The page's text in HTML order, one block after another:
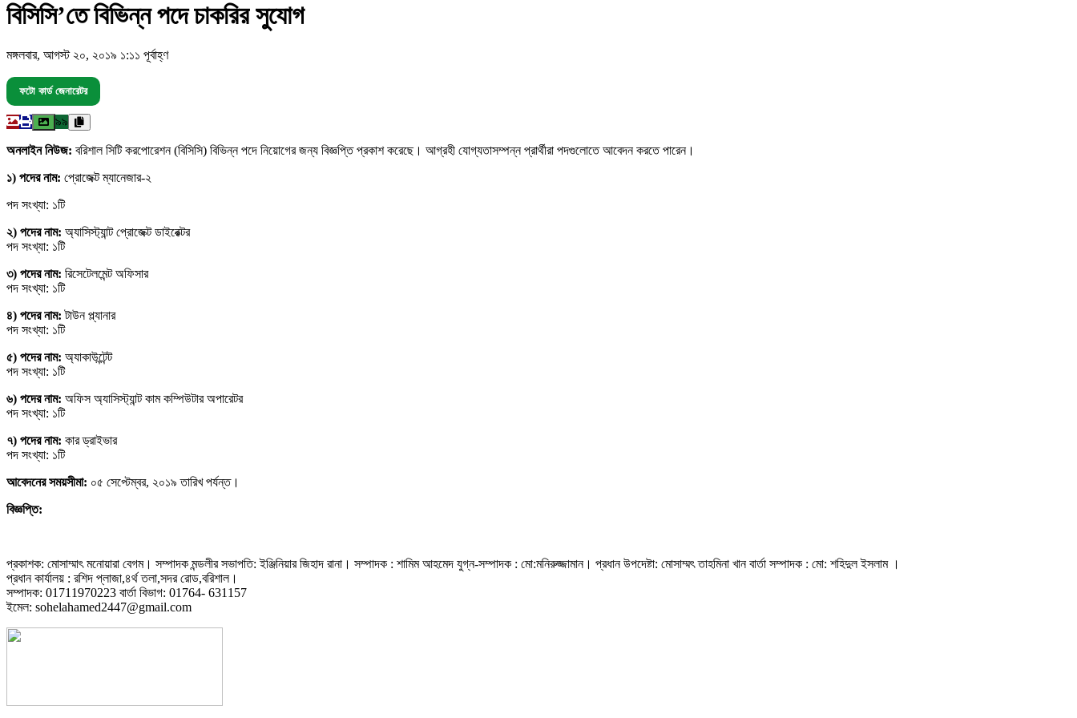
বিসিসি’তে বিভিন্ন পদে চাকরির সুযোগ
মঙ্গলবার, আগস্ট ২০, ২০১৯ ১:১১ পূর্বাহ্ণ
ফটো কার্ড জেনারেটর
৯৯
অনলাইন নিউজ: বরিশাল সিটি করপোরেশন (বিসিসি) বিভিন্ন পদে নিয়োগের জন্য বিজ্ঞপ্তি প্রকাশ করেছে। আগ্রহী যোগ্যতাসম্পন্ন প্রার্থীরা পদগুলোতে আবেদন করতে পারেন।
১) পদের নাম: প্রোজেক্ট ম্যানেজার-২
পদ সংখ্যা: ১টি
২) পদের নাম: অ্যাসিস্ট্যান্ট প্রোজেক্ট ডাইরেক্টর
পদ সংখ্যা: ১টি
৩) পদের নাম: রিসেটেলমেন্ট অফিসার
পদ সংখ্যা: ১টি
৪) পদের নাম: টাউন প্ল্যানার
পদ সংখ্যা: ১টি
৫) পদের নাম: অ্যাকাউন্টেন্ট
পদ সংখ্যা: ১টি
৬) পদের নাম: অফিস অ্যাসিস্ট্যান্ট কাম কম্পিউটার অপারেটর
পদ সংখ্যা: ১টি
৭) পদের নাম: কার ড্রাইভার
পদ সংখ্যা: ১টি
আবেদনের সময়সীমা: ০৫ সেপ্টেম্বর, ২০১৯ তারিখ পর্যন্ত।
বিজ্ঞপ্তি:
প্রকাশক: মোসাম্মাৎ মনোয়ারা বেগম। সম্পাদক মন্ডলীর সভাপতি: ইঞ্জিনিয়ার জিহাদ রানা। সম্পাদক : শামিম আহমেদ যুগ্ন-সম্পাদক : মো:মনিরুজ্জামান। প্রধান উপদেষ্টা: মোসাম্মৎ তাহমিনা খান বার্তা সম্পাদক : মো: শহিদুল ইসলাম ।
প্রধান কার্যালয় : রশিদ প্লাজা,৪র্থ তলা,সদর রোড,বরিশাল।
সম্পাদক: 01711970223 বার্তা বিভাগ: 01764- 631157
ইমেল: sohelahamed2447@gmail.com